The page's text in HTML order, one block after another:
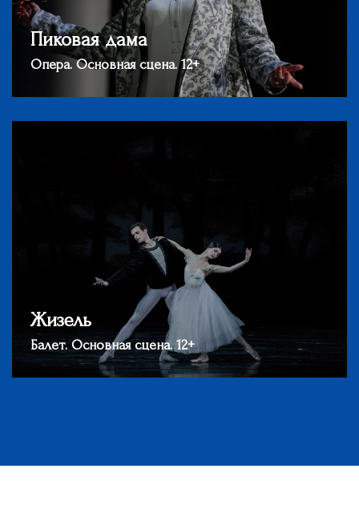
Пиковая дама
Опера. Основная сцена. 12+
Жизель
Балет. Основная сцена. 12+